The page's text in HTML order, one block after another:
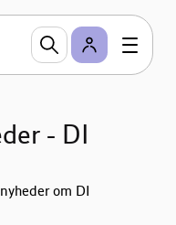
- DI
om DI